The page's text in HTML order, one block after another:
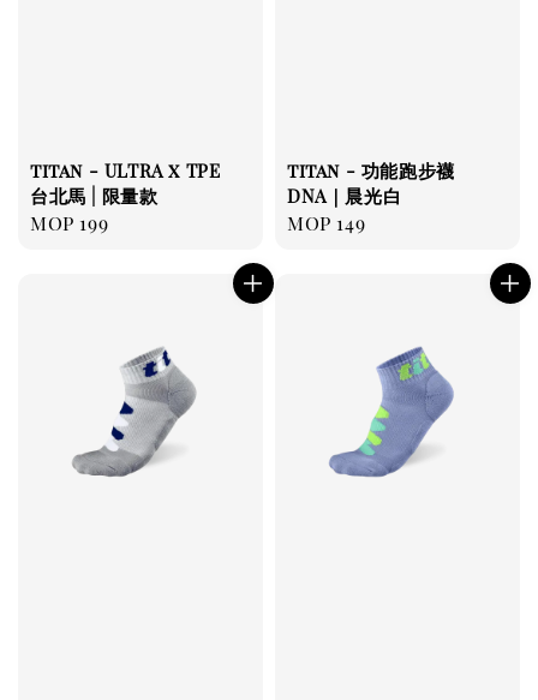
titan - ULTRA x TPE
台北馬 | 限量款
Regular
MOP 199
titan - 功能跑步襪
DNA｜晨光白
Regular
MOP 149